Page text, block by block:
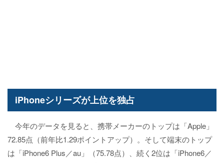
iPhoneシリーズが上位を独占
今年のデータを見ると、携帯メーカーのトップは「Apple」
72.85点（前年比1.29ポイントアップ）。そして端末のトップ
は「iPhone6 Plus／au」（75.78点）、続く2位は「iPhone6／